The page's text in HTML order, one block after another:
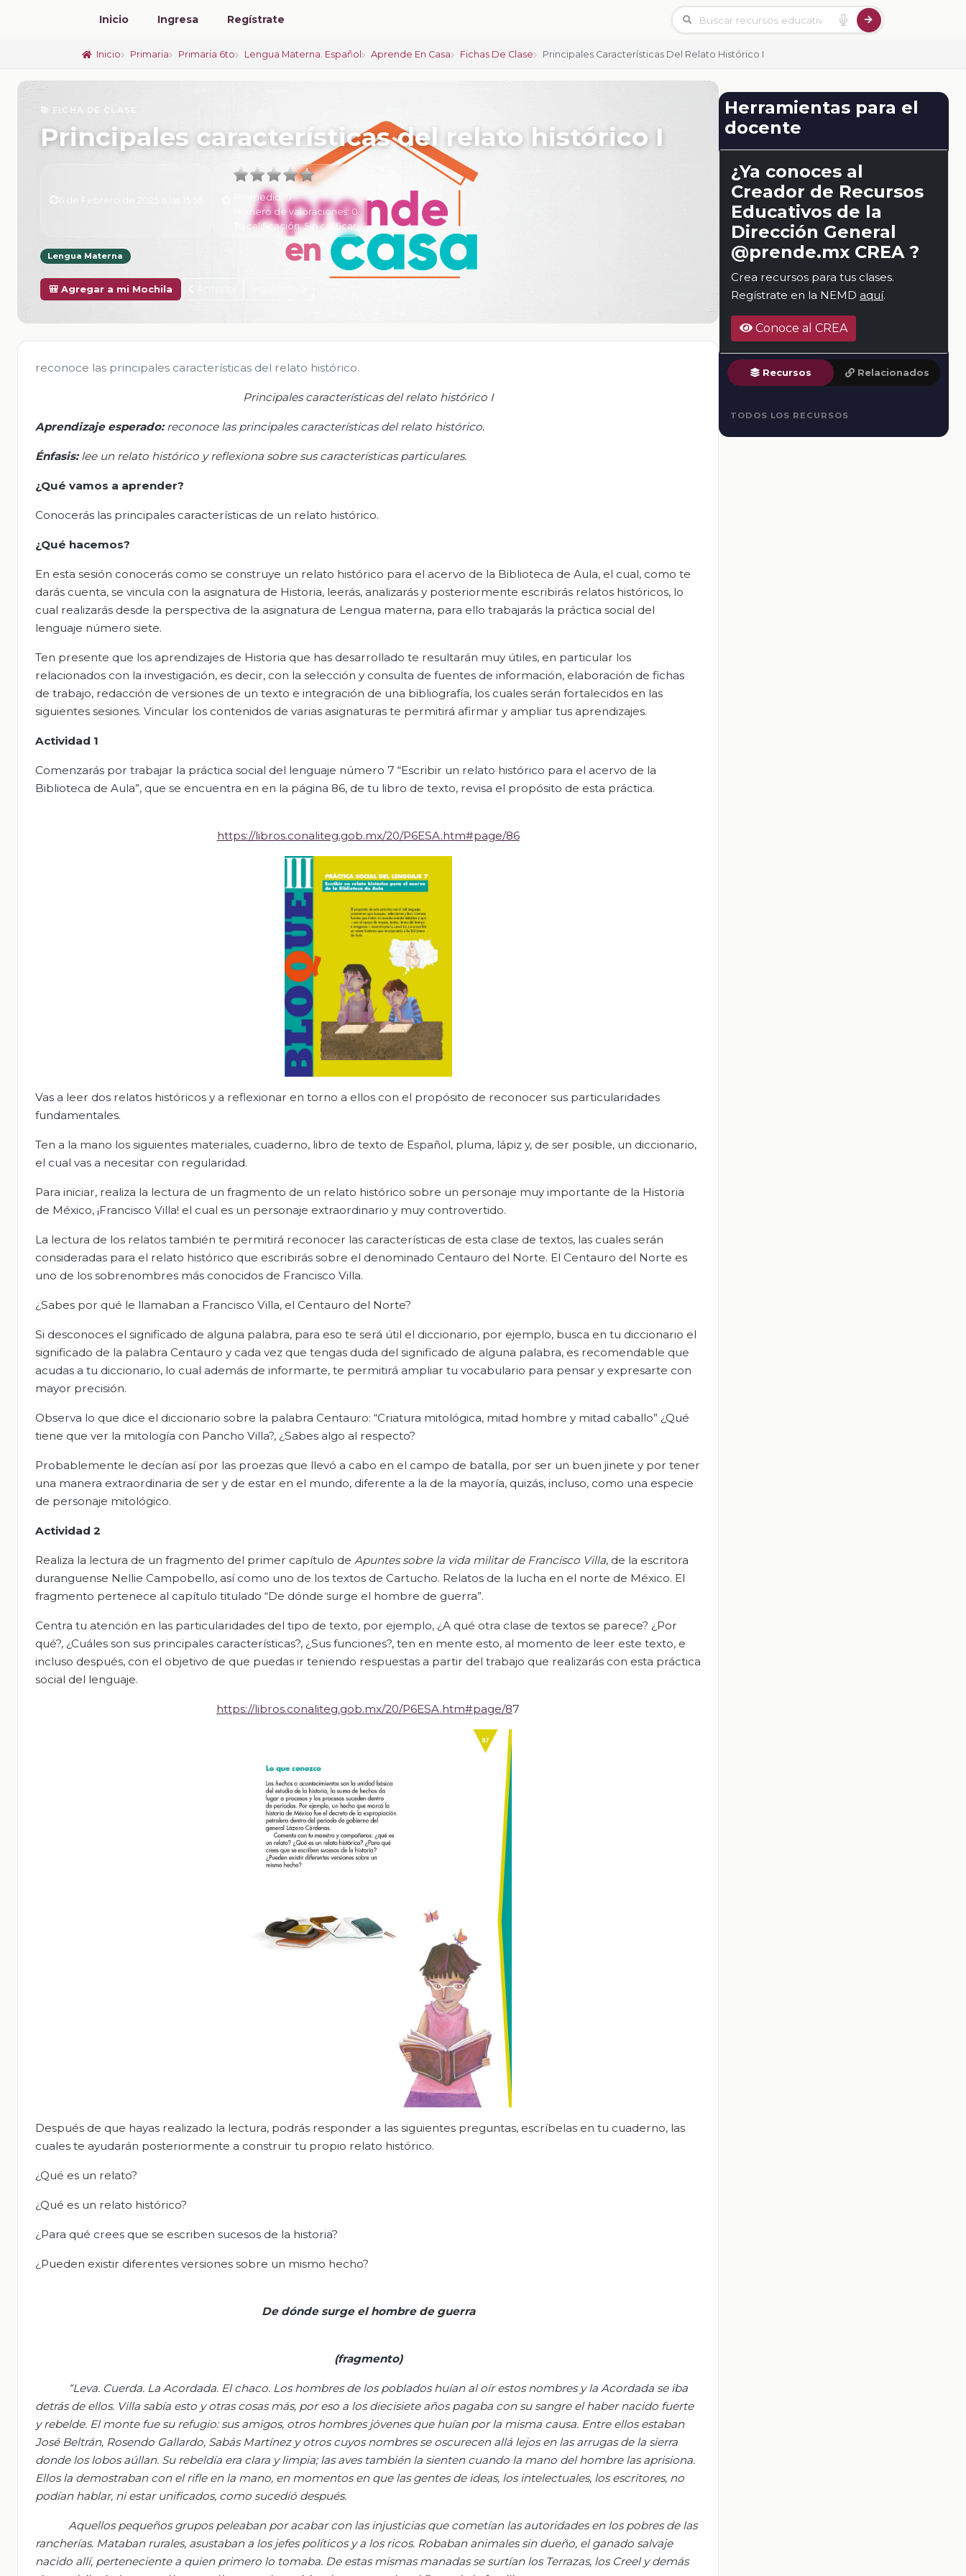
Inicio Ingresa Regístrate
Inicio Primaria Primaria 6to Lengua Materna. Español Aprende En Casa Fichas De Clase Principales Características Del Relato Histórico I
📚 FICHA DE CLASE
Principales características del relato histórico I
Promedio: 0
Número de valoraciones: 0
Tu calificación:Sin calificar
Lengua Materna
🎒 Agregar a mi Mochila
reconoce las principales características del relato histórico.
Principales características del relato histórico I
Aprendizaje esperado:reconoce las principales características del relato histórico.
Énfasis: lee un relato histórico y reflexiona sobre suscaracterísticasparticulares.
¿Qué vamos a aprender?
Conocerás las principales características de un relato histórico.
¿Qué hacemos?
En esta sesión conocerás como se construye un relato histórico para el acervo de la Biblioteca de Aula, el cual, como te
darás cuenta, se vincula con la asignatura de Historia, leerás, analizarás y posteriormente escribirás relatos históricos, lo
cual realizarás desde la perspectiva de la asignatura de Lengua materna, para ello trabajarás la práctica social del
lenguaje número siete.
Ten presente que los aprendizajes de Historia que has desarrollado te resultarán muy útiles, en particular los
relacionados con la investigación, es decir, con la selección y consulta de fuentes de información, elaboración de fichas
de trabajo, redacción de versiones de un texto e integración de una bibliografía, los cuales serán fortalecidos en las
siguientes sesiones. Vincular los contenidos de varias asignaturas te permitirá afirmar y ampliar tus aprendizajes.
Actividad 1
Comenzarás por trabajar la práctica social del lenguaje número 7 “Escribir un relato histórico para el acervo de la
Biblioteca de Aula”, que se encuentra en en la página 86, de tu libro de texto, revisa el propósito de esta práctica.
https://libros.conaliteg.gob.mx/20/P6ESA.htm#page/86
Vas a leer dos relatos históricos y a reflexionar en torno a ellos con el propósito de reconocer sus particularidades
fundamentales.
Ten a la mano los siguientes materiales, cuaderno, libro de texto de Español, pluma, lápiz y, de ser posible, un diccionario,
el cual vas a necesitar con regularidad.
Para iniciar, realiza la lectura de un fragmento de un relato histórico sobre un personaje muy importante de la Historia
de México, ¡Francisco Villa! el cual es un personaje extraordinario y muy controvertido.
La lectura de los relatos también te permitirá reconocer las características de esta clase de textos, las cuales serán
consideradas para el relato histórico que escribirás sobre el denominado Centauro del Norte. El Centauro del Norte es
uno de los sobrenombres más conocidos de Francisco Villa.
¿Sabes por qué le llamaban a Francisco Villa, el Centauro del Norte?
Si desconoces el significado de alguna palabra, para eso te será útil el diccionario, por ejemplo, busca en tu diccionario el
significado de la palabra Centauro y cada vez que tengas duda del significado de alguna palabra, es recomendable que
acudas a tu diccionario, lo cual además de informarte, te permitirá ampliar tu vocabulario para pensar y expresarte con
mayor precisión.
Observa lo que dice el diccionario sobre la palabra Centauro: “Criatura mitológica, mitad hombre y mitad caballo” ¿Qué
tiene que ver la mitología con Pancho Villa?, ¿Sabes algo al respecto?
Probablemente le decían así por las proezas que llevó a cabo en el campo de batalla, por ser un buen jinete y por tener
una manera extraordinaria de ser y de estar en el mundo, diferente a la de la mayoría, quizás, incluso, como una especie
de personaje mitológico.
Actividad 2
Realiza la lectura de un fragmento del primer capítulo de Apuntes sobre la vida militar de Francisco Villa, de la escritora
duranguense Nellie Campobello, así como uno de los textos de Cartucho. Relatos de la lucha en el norte de México. El
fragmento pertenece al capítulo titulado “De dónde surge el hombre de guerra”.
Centra tu atención en las particularidades del tipo de texto, por ejemplo, ¿A qué otra clase de textos se parece? ¿Por
qué?, ¿Cuáles son sus principales características?, ¿Sus funciones?, ten en mente esto, al momento de leer este texto, e
incluso después, con el objetivo de que puedas ir teniendo respuestas a partir del trabajo que realizarás con esta práctica
social del lenguaje.
https://libros.conaliteg.gob.mx/20/P6ESA.htm#page/87
Después de que hayas realizado la lectura, podrás responder a las siguientes preguntas, escríbelas en tu cuaderno, las
cuales te ayudarán posteriormente a construir tu propio relato histórico.
¿Qué es un relato?
¿Qué es un relato histórico?
¿Para qué crees que se escriben sucesos de la historia?
¿Pueden existir diferentes versiones sobre un mismo hecho?
De dónde surge el hombre de guerra
(fragmento)
“Leva. Cuerda. La Acordada. El chaco. Los hombres de los poblados huían al oír estos nombres y la Acordada se iba
detrás de ellos. Villa sabía esto y otras cosas más, por eso a los diecisiete años pagaba con su sangre el haber nacido fuerte
y rebelde. El monte fue su refugio: sus amigos, otros hombres jóvenes que huían por la misma causa. Entre ellos estaban
José Beltrán, Rosendo Gallardo, Sabás Martínez y otros cuyos nombres se oscurecen allá lejos en las arrugas de la sierra
donde los lobos aúllan. Su rebeldía era clara y limpia; las aves también la sienten cuando la mano del hombre las aprisiona.
Ellos la demostraban con el rifle en la mano, en momentos en que las gentes de ideas, los intelectuales, los escritores, no
podían hablar, ni estar unificados, como sucedió después.
Aquellos pequeños grupos peleaban por acabar con las injusticias que cometían las autoridades en los pobres de las
rancherías. Mataban rurales, asustaban a los jefes políticos y a los ricos. Robaban animales sin dueño, el ganado salvaje
nacido allí, perteneciente a quien primero lo tomaba. De estas mismas manadas se surtían los Terrazas, los Creel y demás
Herramientas para el
docente
¿Ya conoces al
Creador de Recursos
Educativos de la
Dirección General
@prende.mx CREA ?
Crea recursos para tus clases.
Regístrate en la NEMD aquí.
Conoce al CREA
Recursos Relacionados
TODOS LOS RECURSOS